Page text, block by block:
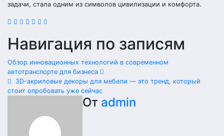
задачи, стала одним из символов цивилизации и комфорта.
Навигация по записям
Обзор инновационных технологий в современном
автотранспорте для бизнеса
3D-акриловые декоры для мебели — это тренд, который
стоит опробовать уже сейчас
От admin